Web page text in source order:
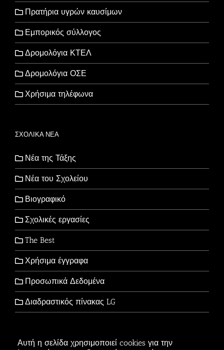
Αυτή η σελίδα χρησιμοποιεί cookies για την
Πρατήρια υγρών καυσίμων
Εμπορικός σύλλογος
Δρομολόγια ΚΤΕΛ
Δρομολόγια ΟΣΕ
Χρήσιμα τηλέφωνα
ΣΧΟΛΙΚΑ ΝΕΑ
Νέα της Τάξης
Νέα του Σχολείου
Βιογραφικό
Σχολικές εργασίες
The Best
Χρήσιμα έγγραφα
Προσωπικά Δεδομένα
Διαδραστικός πίνακας LG